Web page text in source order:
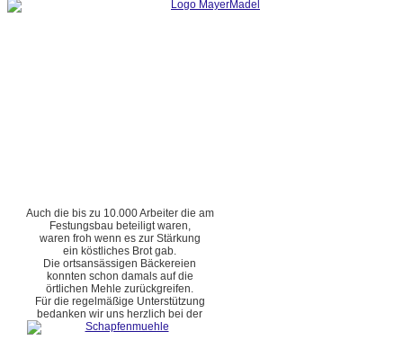
Auch die bis zu 10.000 Arbeiter die am
Festungsbau beteiligt waren,
waren froh wenn es zur Stärkung
ein köstliches Brot gab.
Die ortsansässigen Bäckereien
konnten schon damals auf die
örtlichen Mehle zurückgreifen.
Für die regelmäßige Unterstützung
bedanken wir uns herzlich bei der